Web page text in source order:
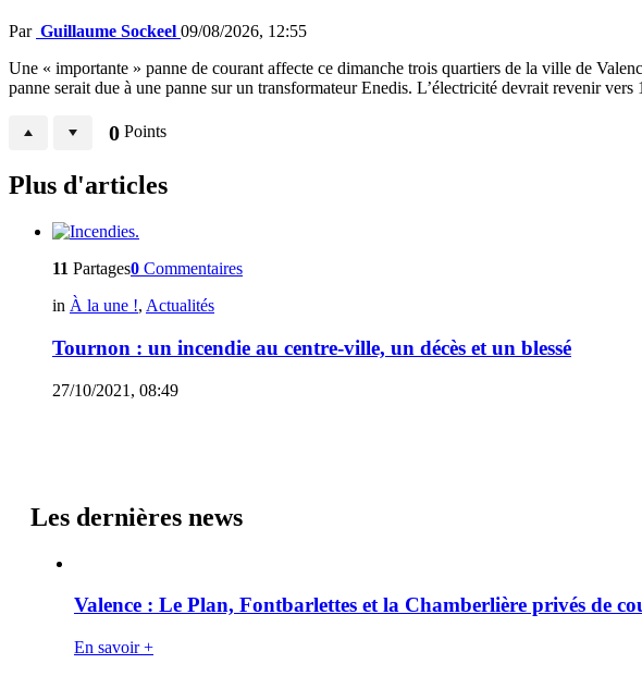
Par Guillaume Sockeel 09/08/2026, 12:55
Une « importante » panne de courant affecte ce dimanche trois quartiers de la ville de
panne serait due à une panne sur un transformateur Enedis. L’électricité devrait revenir
0 Points
Plus d'articles
11 Partages0 Commentaires
in À la une !, Actualités
Tournon : un incendie au centre-ville, un décès et un blessé
27/10/2021, 08:49
Les dernières news
Valence : Le Plan, Fontbarlettes et la Chamberlière privés de
En savoir +